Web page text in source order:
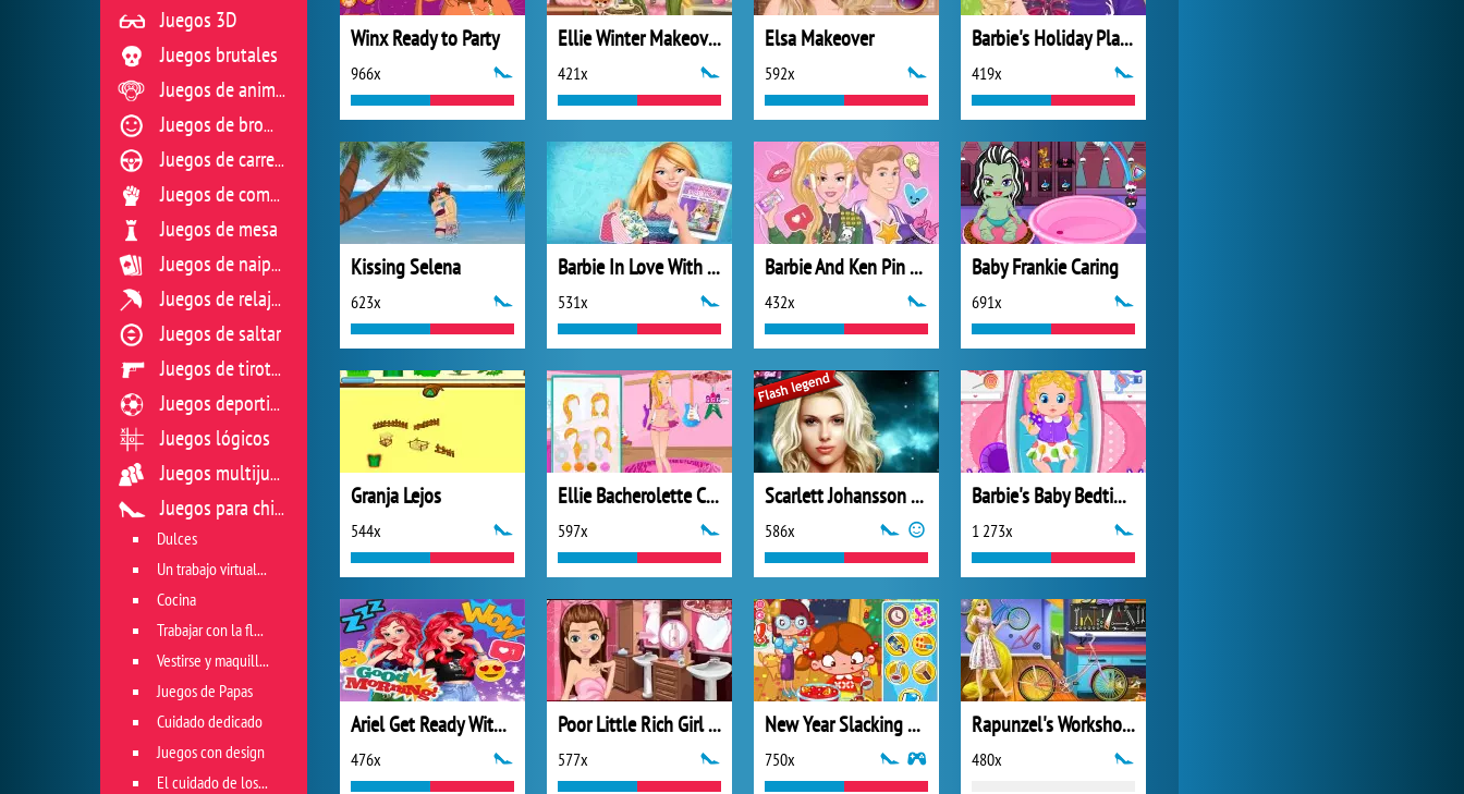
Winx Ready to Party
966x
Ellie Winter Makeover
421x
Elsa Makeover
592x
Barbie's Holiday Plans
419x
Kissing Selena
623x
Barbie In Love With Fashion: Summer Patterns
531x
Barbie And Ken Pin My Outfit
432x
Baby Frankie Caring
691x
Granja Lejos
544x
Ellie Bacherolette Challenge 2
597x
Scarlett Johansson Celebrity Makeover
586x
Barbie's Baby Bedtime
1 273x
Ariel Get Ready With Me
476x
Poor Little Rich Girl Makeover
577x
New Year Slacking 2013
750x
Rapunzel's Workshop Bicycle
480x
Juegos 3D
Juegos brutales
Juegos de animales
Juegos de broma
Juegos de carreras
Juegos de combate
Juegos de mesa
Juegos de naipes
Juegos de relajación
Juegos de saltar
Juegos de tiroteo
Juegos deportivos
Juegos lógicos
Juegos multijugador
Juegos para chicas
Dulces
Un trabajo virtual en restaurante
Cocina
Trabajar con la flora
Vestirse y maquillarse
Juegos de Papas
Cuidado dedicado
Juegos con design
El cuidado de los animales
Forge of Empires
My Free Zoo